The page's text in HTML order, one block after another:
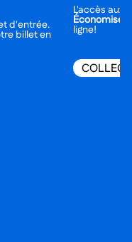
d'entrée.
billet en
L'accès aux
Économisez
ligne!